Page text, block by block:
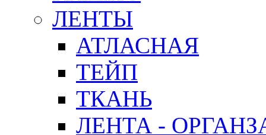
ЛЕНТЫ
АТЛАСНАЯ
ТЕЙП
ТКАНЬ
ЛЕНТА -